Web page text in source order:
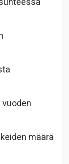
määrä